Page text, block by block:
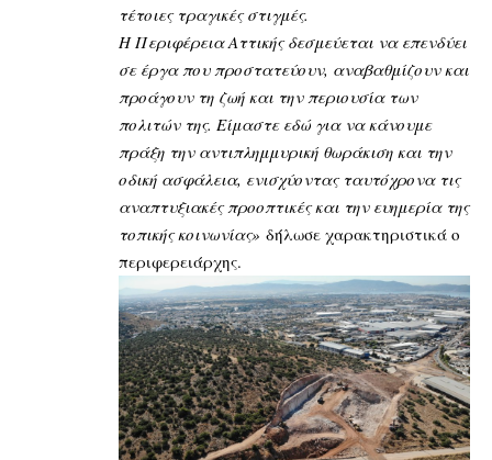
τέτοιες τραγικές στιγμές.
Η Περιφέρεια Αττικής δεσμεύεται να επενδύει
σε έργα που προστατεύουν, αναβαθμίζουν και
προάγουν τη ζωή και την περιουσία των
πολιτών της. Είμαστε εδώ για να κάνουμε
πράξη την αντιπλημμυρική θωράκιση και την
οδική ασφάλεια, ενισχύοντας ταυτόχρονα τις
αναπτυξιακές προοπτικές και την ευημερία της
τοπικής κοινωνίας» δήλωσε χαρακτηριστικά ο
περιφερειάρχης.